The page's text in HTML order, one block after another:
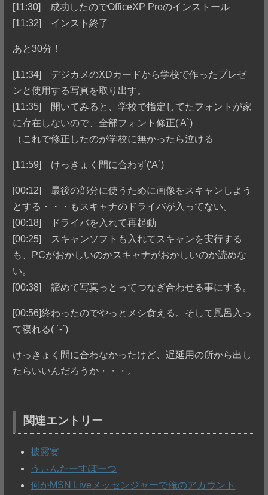
[11:30] 成功したのでOfficeXP Proのインストール
[11:32] インスト終了
あと30分！
[11:34] デジカメのXDカードから学校で作ったプレゼ
ンと使用する写真を取り出す。
[11:35] 開いてみると、学校で指定してたフォントが家
に存在しないので、全部フォント修正('A`)
（これで修正したのが学校に無かったら泣ける
[11:59] けっきょく間に合わず('A`)
[00:12] 最後の部分に使うために画像をスキャンしよう
とする・・・もスキャナのドライバが入ってない。
[00:18] ドライバを入れて再起動
[00:25] スキャンソフトも入れてスキャンを実行する
も、PCがおかしいのかスキャナがおかしいのか読めな
い。
[00:38] 諦めて写真っとってつなぎ合わせる事にする。
[00:56]終わったのでやっとメシ食える。そして風呂入っ
て寝れる( ´-`)
けっきょく間に合わなかったけど、遅延用の所から出し
たらいいんだろうか・・・。
関連エントリー
披露宴
うぃんたーすぽーつ
何かMSN Liveメッセンジャーで俺のアカウント